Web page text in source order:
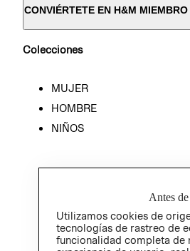
CONVIÉRTETE EN H&M MIEMBRO
Colecciones
MUJER
HOMBRE
NIÑOS
Antes
Utilizamos cookies de
tecnologías de rastreo de
funcionalidad completa de